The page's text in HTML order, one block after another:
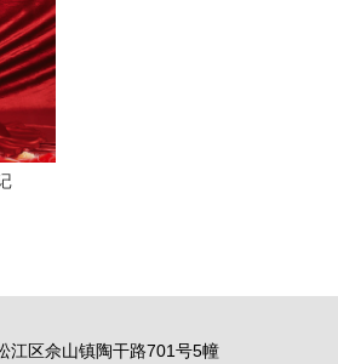
江区佘山镇陶干路701号5幢